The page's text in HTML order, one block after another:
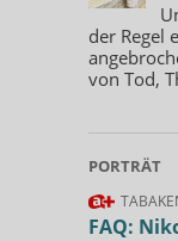
der Regel
von Tod,
PORTRÄT
FAQ: